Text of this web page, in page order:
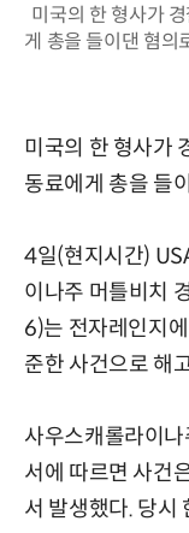
미국의 한 형사가
게 총을 들이댄 혐의
미국의 한 형사가
동료에게 총을 들
4일(현지시간)
이나주 머틀비치
6)는 전자레인지
준한 사건으로 해
사우스캐롤라이
서에 따르면 사건
서 발생했다. 당시